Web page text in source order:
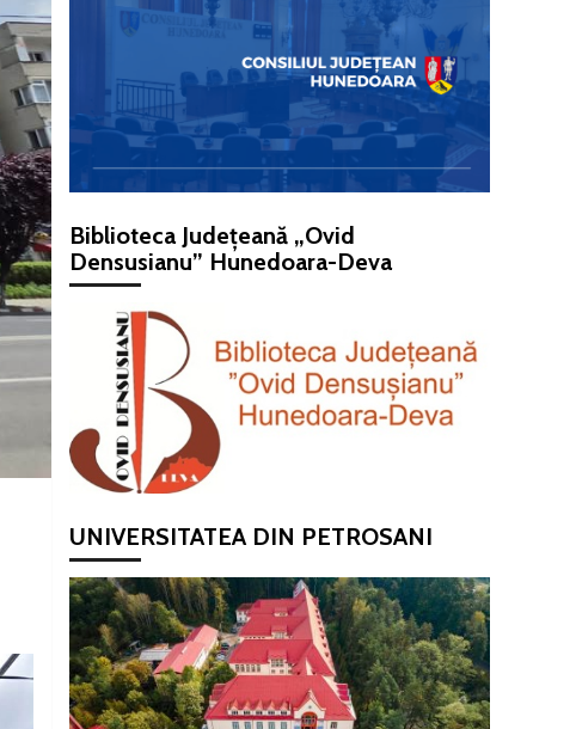
Biblioteca Județeană „Ovid
Densusianu” Hunedoara-Deva
UNIVERSITATEA DIN PETROSANI